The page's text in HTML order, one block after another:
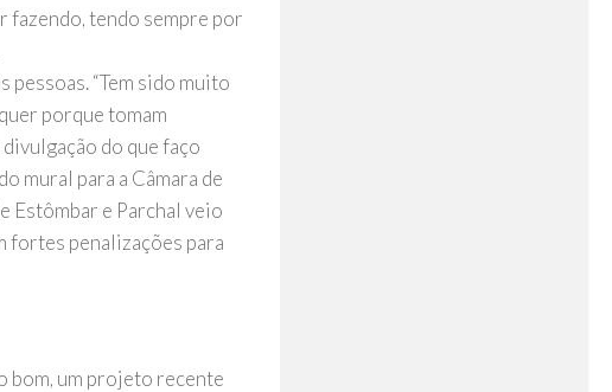
fazendo, tendo sempre por
pessoas. “Tem sido muito
porque tomam
do que faço
mural para a Câmara de
Estômbar e Parchal veio
fortes penalizações para
bom, um projeto recente